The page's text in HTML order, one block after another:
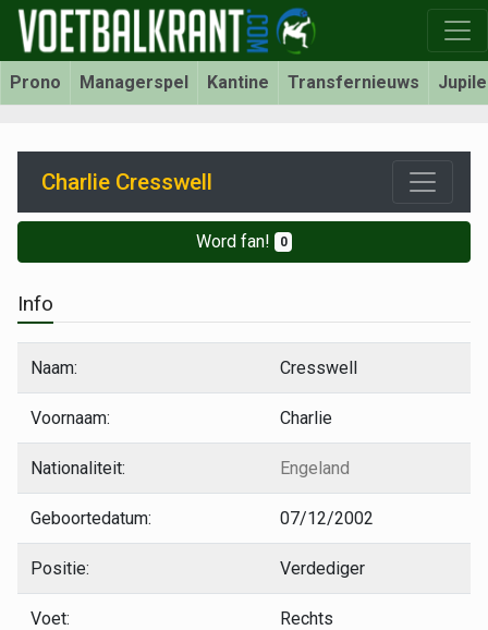
Prono Managerspel Kantine Transfernieuws
Charlie Cresswell
Word fan! 0
Info
Naam: Cresswell
Voornaam: Charlie
Nationaliteit: Engeland
Geboortedatum: 07/12/2002
Positie: Verdediger
Voet: Rechts